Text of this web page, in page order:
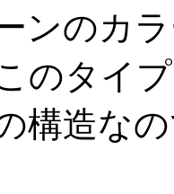
ンのカ
のタイ
構造な